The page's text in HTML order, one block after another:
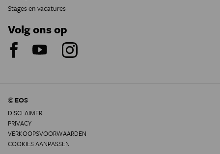
Stages en vacatures
Volg ons op
© EOS
DISCLAIMER
PRIVACY
VERKOOPSVOORWAARDEN
COOKIES AANPASSEN